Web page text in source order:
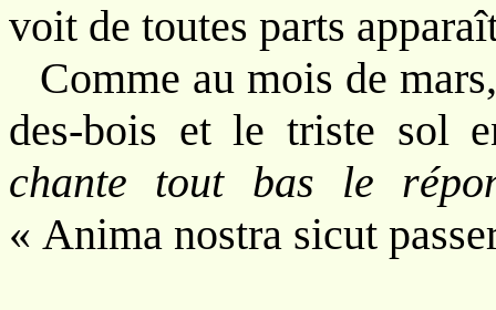
voit de toutes parts
Comme au mois de
des-bois et le triste sol
chante tout bas le
« Anima nostra sicut